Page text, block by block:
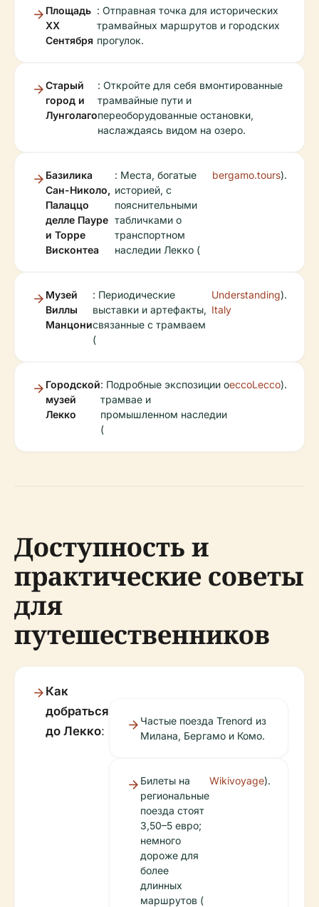
Площадь
XX
Сентября
: Отправная точка для исторических
трамвайных маршрутов и городских
прогулок.
Старый
город и
Лунголаго
: Откройте для себя вмонтированные
трамвайные пути и
переоборудованные остановки,
наслаждаясь видом на озеро.
Базилика
Сан-Николо,
Палаццо
делле Пауре
и Торре
Висконтеа
: Места, богатые
историей, с
пояснительными
табличками о
транспортном
наследии Лекко (
bergamo.tours).
Музей
Виллы
Манцони
: Периодические
выставки и артефакты,
связанные с трамваем
(
Understanding
Italy
).
Городской
музей
Лекко
: Подробные экспозиции о
трамвае и
промышленном наследии
(
eccoLecco).
Доступность и
практические советы
для
путешественников
Как
добраться
до Лекко:
Частые поезда Trenord из
Милана, Бергамо и Комо.
Билеты на
региональные
поезда стоят
3,50–5 евро;
немного
дороже для
более
длинных
маршрутов (
Wikivoyage).